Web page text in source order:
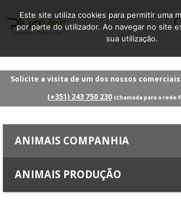
Solicite a visita de um dos nossos
(+351) 243 750 230 (Chamada para a rede
ANIMAIS COMPANHIA
ANIMAIS PRODUÇÃO
Este site utiliza cookies para permitir uma
por parte do utilizador. Ao navegar no site
sua utilização.